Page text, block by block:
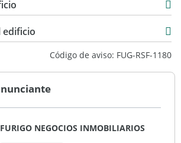
edificio
Código de aviso: FUG-RSF-1180
FURIGO NEGOCIOS INMOBILIARIOS